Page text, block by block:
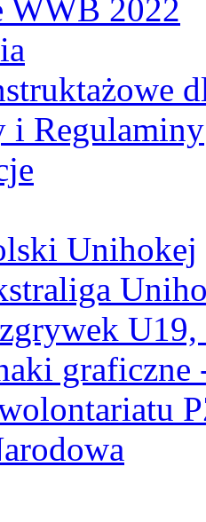
WWB 2022
i Regulaminy
Unihokej
graficzne